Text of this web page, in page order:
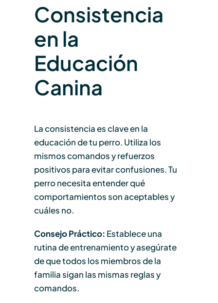
Consistencia
en la
Educación
Canina
La consistencia es clave en la
educación de tu perro. Utiliza los
mismos comandos y refuerzos
positivos para evitar confusiones. Tu
perro necesita entender qué
comportamientos son aceptables y
cuáles no.
Consejo Práctico: Establece una
rutina de entrenamiento y asegúrate
de que todos los miembros de la
familia sigan las mismas reglas y
comandos.